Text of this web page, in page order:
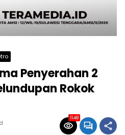
Penyerahan 2
Rokok
1148